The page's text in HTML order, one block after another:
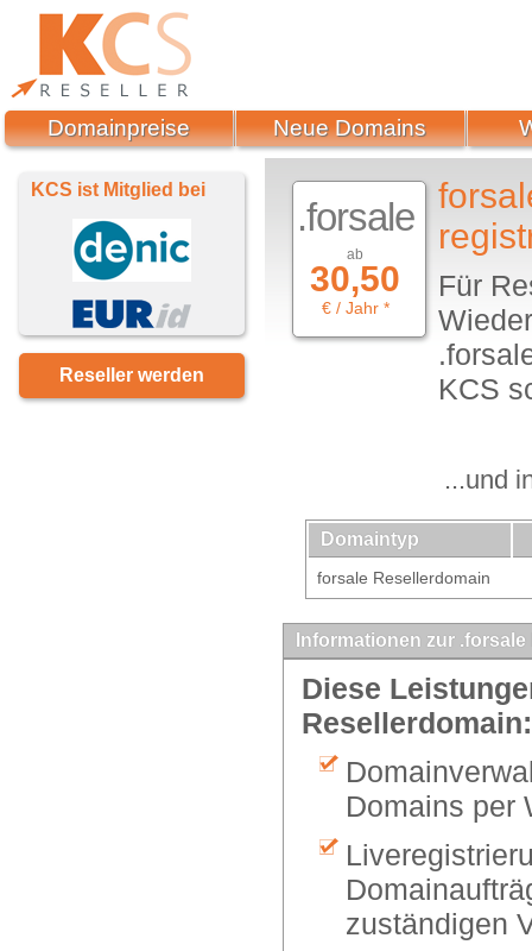
.forsale
ab
30,50
€ / Jahr *
Für
KCS
...und
Domaintyp
forsale Resellerdomain
Informationen zur
Diese
Resellerdomain:
Domains per
zuständigen
KCS ist Mitglied bei
Reseller werden
Domainpreise Neue Domains